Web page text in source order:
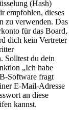
(Hash)
empfohlen, dieses
zu verwenden. Das
für das Board,
dich kein Vertreter
Solltest du dein
„Ich habe
Software fragt
E-Mail-Adresse
an diese
kannst.